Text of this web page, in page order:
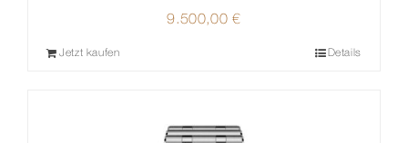
9.500,00€
Jetzt kaufen Details